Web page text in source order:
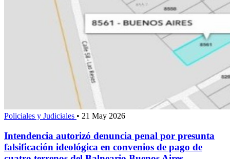
Policiales y Judiciales • 21 May 2026
Intendencia autorizó denuncia penal por presunta
falsificación ideológica en convenios de pago de